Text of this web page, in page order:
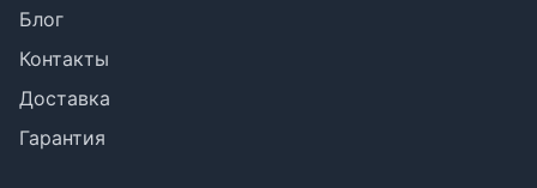
Блог
Контакты
Доставка
Гарантия